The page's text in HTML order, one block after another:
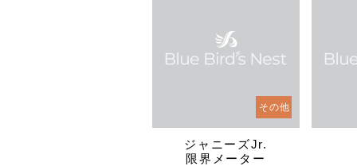
その他
ジャニーズJr.
限界メーター